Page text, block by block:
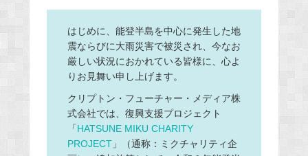
はじめに、能登半島を中心に発生した地
震ならびに大雨災害で被災され、今なお
厳しい状況におかれている皆様に、心よ
りお見舞い申し上げます。
クリプトン・フューチャー・メディア株
式会社では、復興支援プロジェクト
「HATSUNE MIKU CHARITY
PROJECT」（通称：ミクチャリティ企